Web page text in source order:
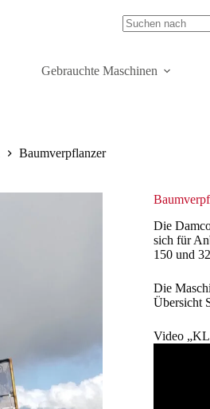
Gebrauchte Maschinen
Baumverpflanzer
Die
sich für
150 und
Die
Übersicht
Video